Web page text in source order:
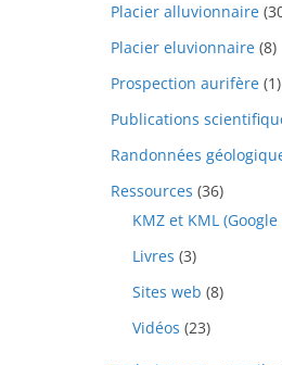
Placier alluvionnaire
Placier eluvionnaire (8)
Prospection aurifère (1)
Publications
Randonnées
Ressources (36)
KMZ et KML
Livres (3)
Sites web (8)
Vidéos (23)